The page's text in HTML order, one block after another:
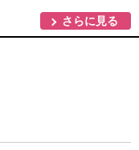
さらに見る